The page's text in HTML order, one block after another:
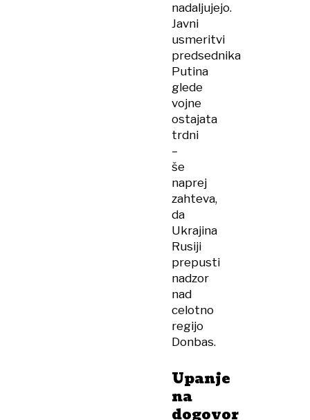
nadaljujejo.
Javni
usmeritvi
predsednika
Putina
glede
vojne
ostajata
trdni
–
še
naprej
zahteva,
da
Ukrajina
Rusiji
prepusti
nadzor
nad
celotno
regijo
Donbas.
Upanje
na
dogovor